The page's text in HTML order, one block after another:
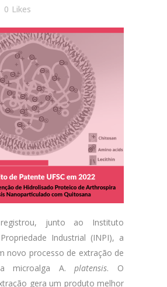
0 Likes
junto ao Instituto
Industrial (INPI), a
novo processo de extração de
microalga A.platensis. O
gera um produto melhor